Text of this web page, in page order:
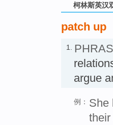
柯林斯英汉
patch up
1.
argue
例： She
their